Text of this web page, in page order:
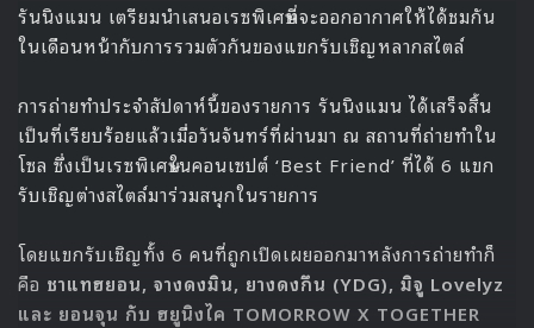
รันนิงแมน เตรียมนำเสนอเรซพิเศษที่จะออกอากาศให้ได้ชมกัน
ในเดือนหน้ากับการรวมตัวกันของแขกรับเชิญหลากสไตล์
การถ่ายทำประจำสัปดาห์นี้ของรายการ รันนิงแมน ได้เสร็จสิ้น
เป็นที่เรียบร้อยแล้วเมื่อวันจันทร์ที่ผ่านมา ณ สถานที่ถ่ายทำใน
โซล ซึ่งเป็นเรซพิเศษในคอนเซปต์ ‘Best Friend’ ที่ได้ 6 แขก
รับเชิญต่างสไตล์มาร่วมสนุกในรายการ
โดยแขกรับเชิญทั้ง 6 คนที่ถูกเปิดเผยออกมาหลังการถ่ายทำก็
คือ ชาแทฮยอน, จางดงมิน, ยางดงกึน (YDG), มิจู Lovelyz
และ ยอนจุน กับ ฮยูนิงไค TOMORROW X TOGETHER